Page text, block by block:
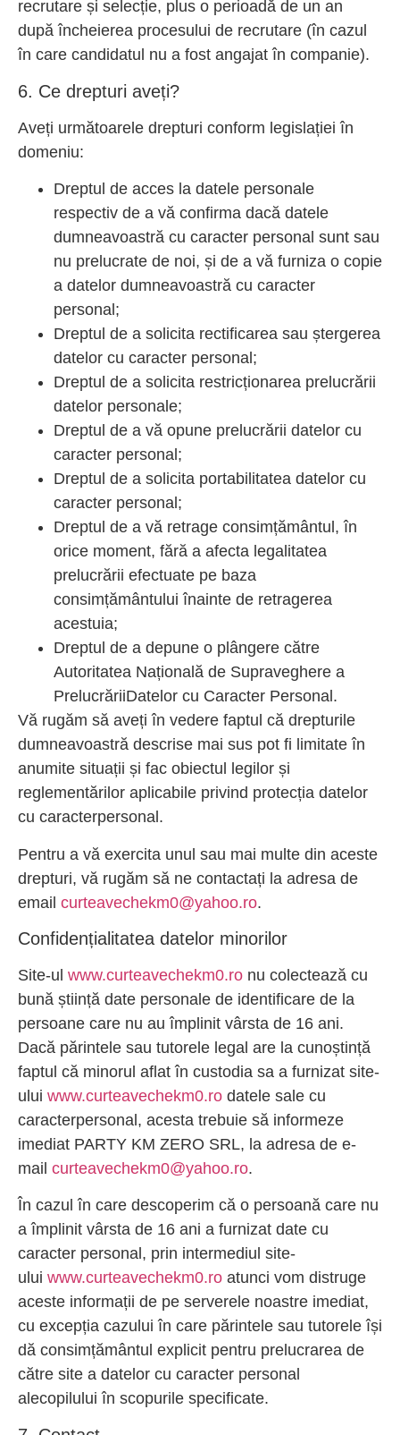
recrutare și selecție, plus o perioadă de un an
după încheierea procesului de recrutare (în cazul
în care candidatul nu a fost angajat în companie).
6. Ce drepturi aveți?
Aveți următoarele drepturi conform legislației în
domeniu:
Dreptul de acces la datele personale
respectiv de a vă confirma dacă datele
dumneavoastră cu caracter personal sunt sau
nu prelucrate de noi, și de a vă furniza o copie
a datelor dumneavoastră cu caracter
personal;
Dreptul de a solicita rectificarea sau ștergerea
datelor cu caracter personal;
Dreptul de a solicita restricționarea prelucrării
datelor personale;
Dreptul de a vă opune prelucrării datelor cu
caracter personal;
Dreptul de a solicita portabilitatea datelor cu
caracter personal;
Dreptul de a vă retrage consimțământul, în
orice moment, fără a afecta legalitatea
prelucrării efectuate pe baza
consimțământului înainte de retragerea
acestuia;
Dreptul de a depune o plângere către
Autoritatea Națională de Supraveghere a
PrelucrăriiDatelor cu Caracter Personal.
Vă rugăm să aveți în vedere faptul că drepturile
dumneavoastră descrise mai sus pot fi limitate în
anumite situații și fac obiectul legilor și
reglementărilor aplicabile privind protecția datelor
cu caracterpersonal.
Pentru a vă exercita unul sau mai multe din aceste
drepturi, vă rugăm să ne contactați la adresa de
email curteavechekm0@yahoo.ro.
Confidențialitatea datelor minorilor
Site-ul www.curteavechekm0.ro nu colectează cu
bună știință date personale de identificare de la
persoane care nu au împlinit vârsta de 16 ani.
Dacă părintele sau tutorele legal are la cunoștință
faptul că minorul aflat în custodia sa a furnizat site-
ului www.curteavechekm0.ro datele sale cu
caracterpersonal, acesta trebuie să informeze
imediat PARTY KM ZERO SRL, la adresa de e-
mail curteavechekm0@yahoo.ro.
În cazul în care descoperim că o persoană care nu
a împlinit vârsta de 16 ani a furnizat date cu
caracter personal, prin intermediul site-
ului www.curteavechekm0.ro atunci vom distruge
aceste informații de pe serverele noastre imediat,
cu excepția cazului în care părintele sau tutorele își
dă consimțământul explicit pentru prelucrarea de
către site a datelor cu caracter personal
alecopilului în scopurile specificate.